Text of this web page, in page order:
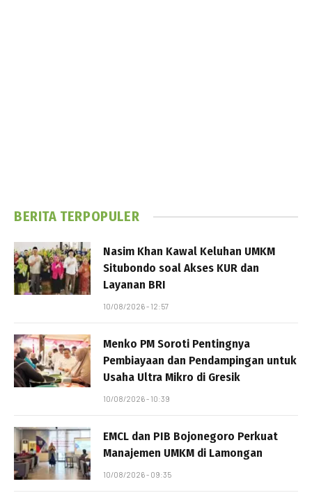
BERITA TERPOPULER
Nasim Khan Kawal Keluhan UMKM
Situbondo soal Akses KUR dan
Layanan BRI
10/08/2026 - 12:57
Menko PM Soroti Pentingnya
Pembiayaan dan Pendampingan untuk
Usaha Ultra Mikro di Gresik
10/08/2026 - 10:39
EMCL dan PIB Bojonegoro Perkuat
Manajemen UMKM di Lamongan
10/08/2026 - 09:35